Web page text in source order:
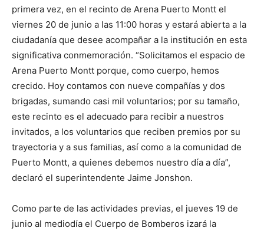
primera vez, en el recinto de Arena Puerto Montt el
viernes 20 de junio a las 11:00 horas y estará abierta a la
ciudadanía que desee acompañar a la institución en esta
significativa conmemoración. “Solicitamos el espacio de
Arena Puerto Montt porque, como cuerpo, hemos
crecido. Hoy contamos con nueve compañías y dos
brigadas, sumando casi mil voluntarios; por su tamaño,
este recinto es el adecuado para recibir a nuestros
invitados, a los voluntarios que reciben premios por su
trayectoria y a sus familias, así como a la comunidad de
Puerto Montt, a quienes debemos nuestro día a día”,
declaró el superintendente Jaime Jonshon.
Como parte de las actividades previas, el jueves 19 de
junio al mediodía el Cuerpo de Bomberos izará la